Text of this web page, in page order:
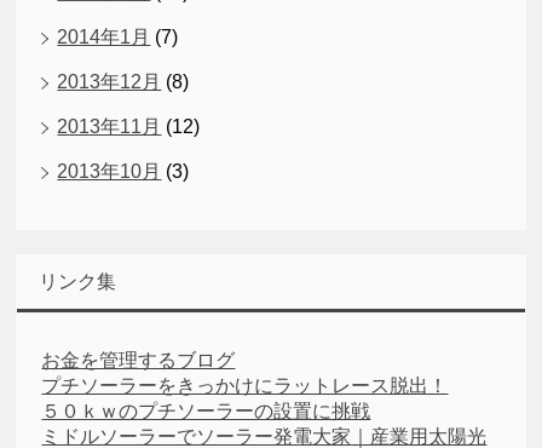
2014年1月 (7)
2013年12月 (8)
2013年11月 (12)
2013年10月 (3)
リンク集
お金を管理するブログ
プチソーラーをきっかけにラットレース脱出！
５０ｋｗのプチソーラーの設置に挑戦
ミドルソーラーでソーラー発電大家｜産業用太陽光